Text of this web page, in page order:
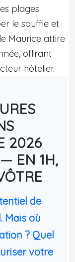
plages
le souffle et
Maurice attire
offrant
hôtelier.
2026
EN 1H,
de
Mais où
? Quel
votre